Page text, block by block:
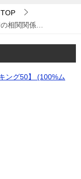
TOP
相関関係…
ング50】 (100%ム